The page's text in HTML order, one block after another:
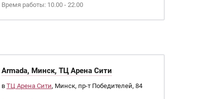
Время работы: 10.00 - 22.00
Armada, Минск, ТЦ Арена Сити
в ТЦ Арена Сити, Минск, пр-т Победителей, 84